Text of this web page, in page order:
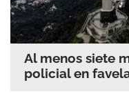
Al menos siete
policial en